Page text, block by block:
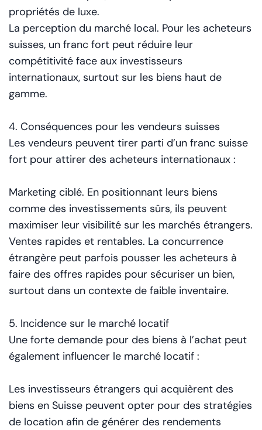
propriétés de luxe.
La perception du marché local. Pour les acheteurs
suisses, un franc fort peut réduire leur
compétitivité face aux investisseurs
internationaux, surtout sur les biens haut de
gamme.
4. Conséquences pour les vendeurs suisses
Les vendeurs peuvent tirer parti d’un franc suisse
fort pour attirer des acheteurs internationaux :
Marketing ciblé. En positionnant leurs biens
comme des investissements sûrs, ils peuvent
maximiser leur visibilité sur les marchés étrangers.
Ventes rapides et rentables. La concurrence
étrangère peut parfois pousser les acheteurs à
faire des offres rapides pour sécuriser un bien,
surtout dans un contexte de faible inventaire.
5. Incidence sur le marché locatif
Une forte demande pour des biens à l’achat peut
également influencer le marché locatif :
Les investisseurs étrangers qui acquièrent des
biens en Suisse peuvent opter pour des stratégies
de location afin de générer des rendements